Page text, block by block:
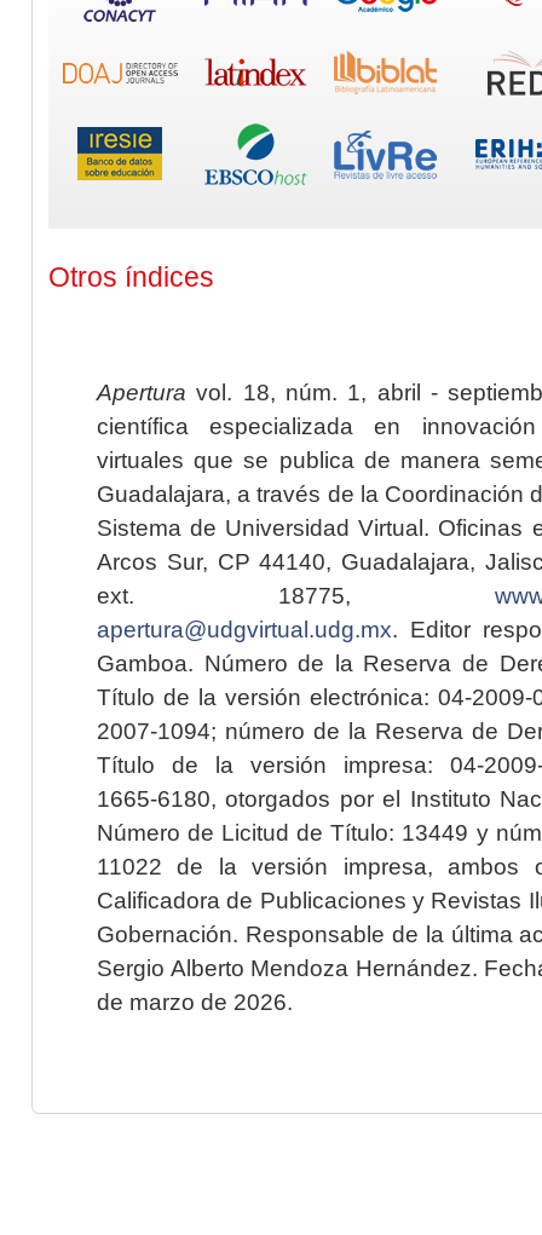
Otros índices
Apertura vol. 18, núm. 1, abril -
científica especializada en
virtuales que se publica de manera
Guadalajara, a través de la Coordinación
Sistema de Universidad Virtual. Oficinas
Arcos Sur, CP 44140, Guadalajara,
ext. 18775,
apertura@udgvirtual.udg.mx. Editor
Gamboa. Número de la Reserva de
Título de la versión electrónica: 04-2009-
2007-1094; número de la Reserva de
Título de la versión impresa: 04-2009-
1665-6180, otorgados por el Instituto
Número de Licitud de Título: 13449 y
11022 de la versión impresa, ambos
Calificadora de Publicaciones y Revistas
Gobernación. Responsable de la última
Sergio Alberto Mendoza Hernández.
de marzo de 2026.